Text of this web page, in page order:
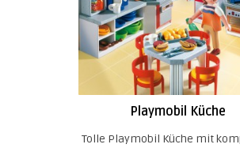
Playmobil Küche
Tolle Playmobil Küche mit